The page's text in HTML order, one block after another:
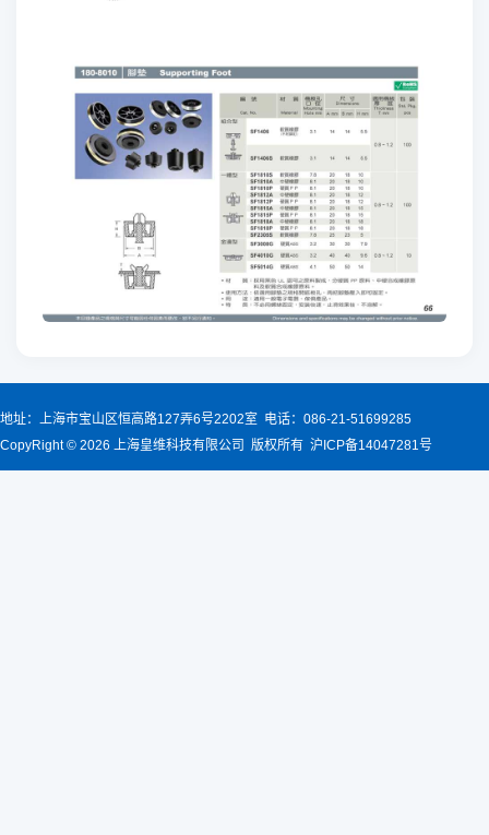
地址：上海市宝山区恒高路127弄6号2202室 电话：086-21-51699285
CopyRight © 2026 上海皇维科技有限公司 版权所有 沪ICP备14047281号